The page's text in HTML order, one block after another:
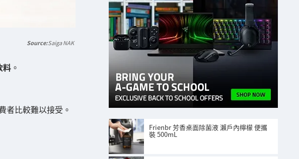
Saiga NAK
料。
者比較難以接受。
Frienbr 芳香桌面除菌液 瀨戶內檸檬 便攜
裝 500mL